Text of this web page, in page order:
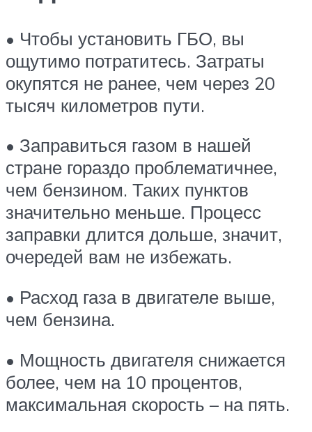
• Чтобы установить ГБО, вы
ощутимо потратитесь. Затраты
окупятся не ранее, чем через 20
тысяч километров пути.
• Заправиться газом в нашей
стране гораздо проблематичнее,
чем бензином. Таких пунктов
значительно меньше. Процесс
заправки длится дольше, значит,
очередей вам не избежать.
• Расход газа в двигателе выше,
чем бензина.
• Мощность двигателя снижается
более, чем на 10 процентов,
максимальная скорость – на пять.